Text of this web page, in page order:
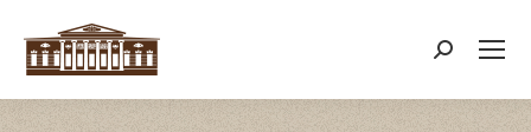
Поиск: